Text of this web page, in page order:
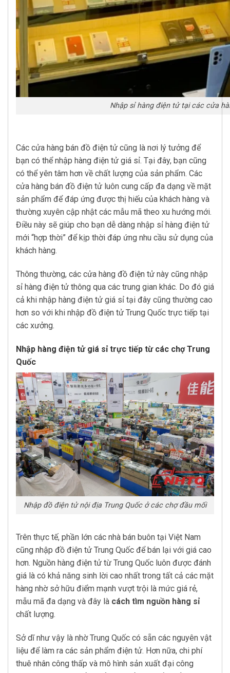
Nhập sỉ hàng điện tử tại các cửa
Các cửa hàng bán đồ điện tử cũng là nơi lý tưởng để
bạn có thể nhập hàng điện tử giá sỉ. Tại đây, bạn cũng
có thể yên tâm hơn về chất lượng của sản phẩm. Các
cửa hàng bán đồ điện tử luôn cung cấp đa dạng về mặt
sản phẩm để đáp ứng được thị hiếu của khách hàng và
thường xuyên cập nhật các mẫu mã theo xu hướng mới.
Điều này sẽ giúp cho bạn dễ dàng nhập sỉ hàng điện tử
mới “hợp thời” để kịp thời đáp ứng nhu cầu sử dụng của
khách hàng.
Thông thường, các cửa hàng đồ điện tử này cũng nhập
sỉ hàng điện tử thông qua các trung gian khác. Do đó giá
cả khi nhập hàng điện tử giá sỉ tại đây cũng thường cao
hơn so với khi nhập đồ điện tử Trung Quốc trực tiếp tại
các xưởng.
Nhập hàng điện tử giá sỉ trực tiếp từ các chợ Trung
Quốc
Nhập đồ điện tử nội địa Trung Quốc ở các chợ đầu mối
Trên thực tế, phần lớn các nhà bán buôn tại Việt Nam
cũng nhập đồ điện tử Trung Quốc để bán lại với giá cao
hơn. Nguồn hàng điện tử từ Trung Quốc luôn được đánh
giá là có khả năng sinh lời cao nhất trong tất cả các mặt
hàng nhờ sở hữu điểm mạnh vượt trội là mức giá rẻ,
mẫu mã đa dạng và đây là cách tìm nguồn hàng sỉ
chất lượng.
Sở dĩ như vậy là nhờ Trung Quốc có sẵn các nguyên vật
liệu để làm ra các sản phẩm điện tử. Hơn nữa, chi phí
thuê nhân công thấp và mô hình sản xuất đại công